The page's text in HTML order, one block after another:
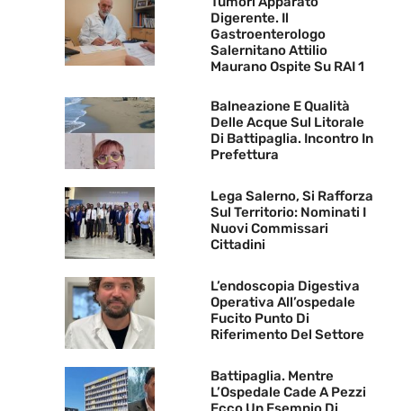
Digerente. Il
Gastroenterologo
Salernitano Attilio
Maurano Ospite Su RAI 1
Balneazione E Qualità
Delle Acque Sul Litorale
Di Battipaglia. Incontro In
Prefettura
Lega Salerno, Si Rafforza
Sul Territorio: Nominati I
Nuovi Commissari
Cittadini
L’endoscopia Digestiva
Operativa All’ospedale
Fucito Punto Di
Riferimento Del Settore
Battipaglia. Mentre
L’Ospedale Cade A Pezzi